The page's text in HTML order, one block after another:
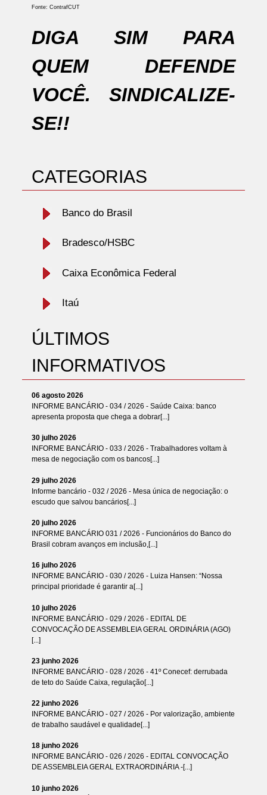
Fonte: ContrafCUT
DIGA SIM PARA
QUEM DEFENDE
VOCÊ. SINDICALIZE-
SE!!
CATEGORIAS
Banco do Brasil
Bradesco/HSBC
Caixa Econômica Federal
Itaú
ÚLTIMOS
INFORMATIVOS
06 agosto 2026
INFORME BANCÁRIO - 034 / 2026 - Saúde Caixa: banco
apresenta proposta que chega a dobrar[...]
30 julho 2026
INFORME BANCÁRIO - 033 / 2026 - Trabalhadores voltam à
mesa de negociação com os bancos[...]
29 julho 2026
Informe bancário - 032 / 2026 - Mesa única de negociação: o
escudo que salvou bancários[...]
20 julho 2026
INFORME BANCÁRIO 031 / 2026 - Funcionários do Banco do
Brasil cobram avanços em inclusão,[...]
16 julho 2026
INFORME BANCÁRIO - 030 / 2026 - Luiza Hansen: “Nossa
principal prioridade é garantir a[...]
10 julho 2026
INFORME BANCÁRIO - 029 / 2026 - EDITAL DE
CONVOCAÇÃO DE ASSEMBLEIA GERAL ORDINÁRIA (AGO)
[...]
23 junho 2026
INFORME BANCÁRIO - 028 / 2026 - 41º Conecef: derrubada
de teto do Saúde Caixa, regulação[...]
22 junho 2026
INFORME BANCÁRIO - 027 / 2026 - Por valorização, ambiente
de trabalho saudável e qualidade[...]
18 junho 2026
INFORME BANCÁRIO - 026 / 2026 - EDITAL CONVOCAÇÃO
DE ASSEMBLEIA GERAL EXTRAORDINÁRIA -[...]
10 junho 2026